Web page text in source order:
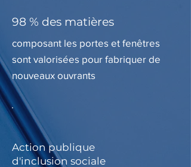
98 % des matières
composant les portes et fenêtres
sont valorisées pour fabriquer de
nouveaux ouvrants
Action publique
d'inclusion sociale